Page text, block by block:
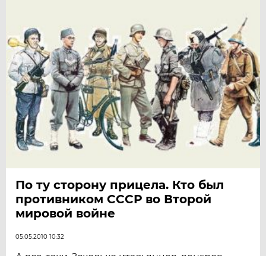
По ту сторону прицела. Кто был
противником СССР во Второй
мировой войне
05.05.2010 10:32